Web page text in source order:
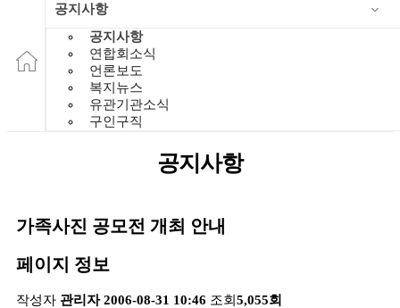
공지사항
공지사항
연합회소식
언론보도
복지뉴스
유관기관소식
구인구직
공지사항
가족사진 공모전 개최 안내
페이지 정보
작성자 관리자 2006-08-31 10:46 조회 5,055회